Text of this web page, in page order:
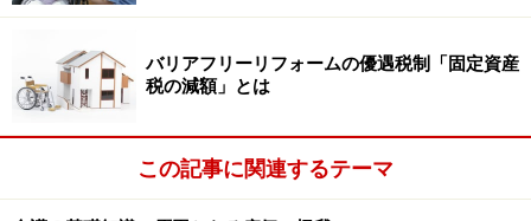
・勤続6カ月未満
・1週間の所定労働日数が2日以下
3. 労使協定で対象外と定められている
■介護の対象となる範囲
配偶者
バリアフリーリフォームの優遇税制「固定資産
税の減額」とは
この記事に関連するテーマ